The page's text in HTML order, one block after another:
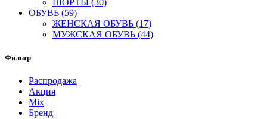
ОБУВЬ (59)
ЖЕНСКАЯ ОБУВЬ (17)
МУЖСКАЯ ОБУВЬ (44)
Фильтр
Распродажа
Акция
Mix
Бренд